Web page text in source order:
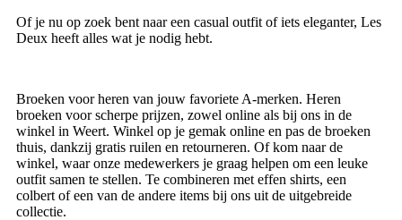
Of je nu op zoek bent naar een casual outfit of iets eleganter, Les
Deux heeft alles wat je nodig hebt.
Broeken voor heren van jouw favoriete A-merken. Heren
broeken voor scherpe prijzen, zowel online als bij ons in de
winkel in Weert. Winkel op je gemak online en pas de broeken
thuis, dankzij gratis ruilen en retourneren. Of kom naar de
winkel, waar onze medewerkers je graag helpen om een leuke
outfit samen te stellen. Te combineren met effen shirts, een
colbert of een van de andere items bij ons uit de uitgebreide
collectie.